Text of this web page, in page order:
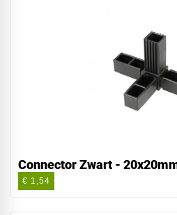
Connector Zwart -
€ 1,54